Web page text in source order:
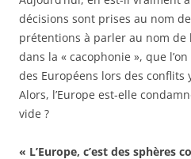
décisions sont prises au nom
prétentions à parler au nom de
dans la « cacophonie », que
des Européens lors des conflits
Alors, l’Europe est-elle
vide ?
« L’Europe, c’est des sphères